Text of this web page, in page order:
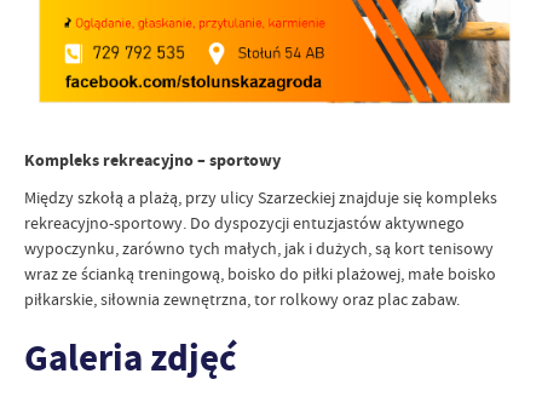
Kompleks rekreacyjno – sportowy
Między szkołą a plażą, przy ulicy Szarzeckiej znajduje się kompleks
rekreacyjno-sportowy. Do dyspozycji entuzjastów aktywnego
wypoczynku, zarówno tych małych, jak i dużych, są kort tenisowy
wraz ze ścianką treningową, boisko do piłki plażowej, małe boisko
piłkarskie, siłownia zewnętrzna, tor rolkowy oraz plac zabaw.
Galeria zdjęć